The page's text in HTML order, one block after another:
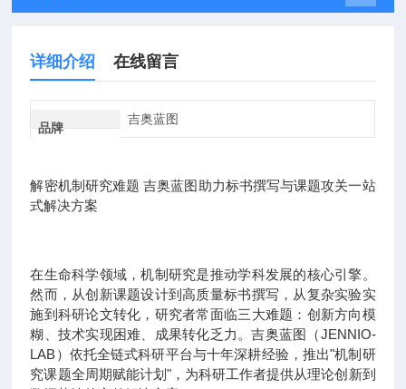
详细介绍 在线留言
品牌
吉奥蓝图
解密机制研究难题 吉奥蓝图助力标书撰写与课题攻关一站
式解决方案
在生命科学领域，机制研究是推动学科发展的核心引擎。
然而，从创新课题设计到高质量标书撰写，从复杂实验实
施到科研论文转化，研究者常面临三大难题：创新方向模
糊、技术实现困难、成果转化乏力。吉奥蓝图（JENNIO-
LAB）依托全链式科研平台与十年深耕经验，推出"机制研
究课题全周期赋能计划"，为科研工作者提供从理论创新到